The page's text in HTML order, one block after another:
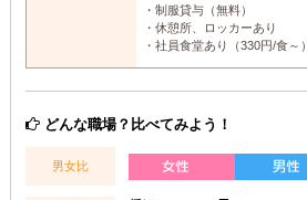
・制服貸与（無料）
・休憩所、ロッカーあり
・社員食堂あり（330円/食～）
どんな職場？比べてみよう！
男女比